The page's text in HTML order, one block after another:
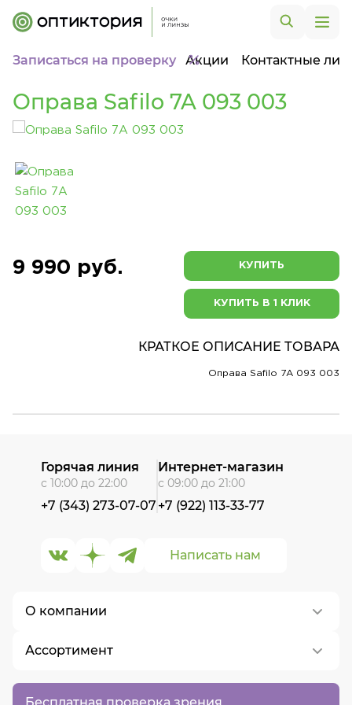
Записаться на проверку Акции Контактные
Оправа Safilo 7A 093 003
9 990 руб. КУПИТЬ
КУПИТЬ В 1 КЛИК
КРАТКОЕ ОПИСАНИЕ ТОВАРА
Оправа Safilo 7A 093 003
Бесплатная проверка зрения
О компании
О нас
Контакты
Ассортимент
Написать нам
Горячая линия
с 10:00 до 22:00
+7 (343) 273-07-07
Интернет-магазин
с 09:00 до 21:00
+7 (922) 113-33-77